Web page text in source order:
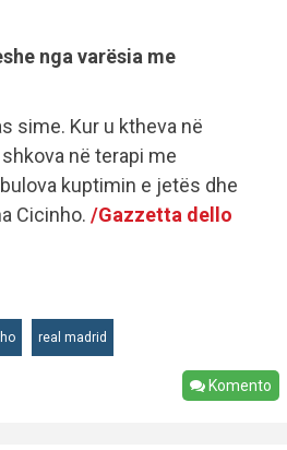
nga varësia me
sime. Kur u ktheva në
në terapi me
kuptimin e jetës dhe
Cicinho. /Gazzetta dello
real madrid
Komento